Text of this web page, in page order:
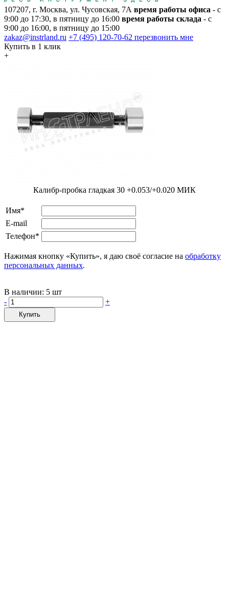
107207, г. Москва, ул. Чусовская, 7А время работы офиса - с
9:00 до 17:30, в пятницу до 16:00 время работы склада - с
9:00 до 16:00, в пятницу до 15:00
zakaz@instrland.ru +7 (495) 120-70-62 перезвонить мне
Купить в 1 клик
+
Калибр-пробка гладкая 30 +0.053/+0.020 МИК
Имя*
E-mail
Телефон*
Нажимая кнопку «Купить», я даю своё согласие на обработку
персональных данных.
В наличии: 5 шт
-
+
Купить